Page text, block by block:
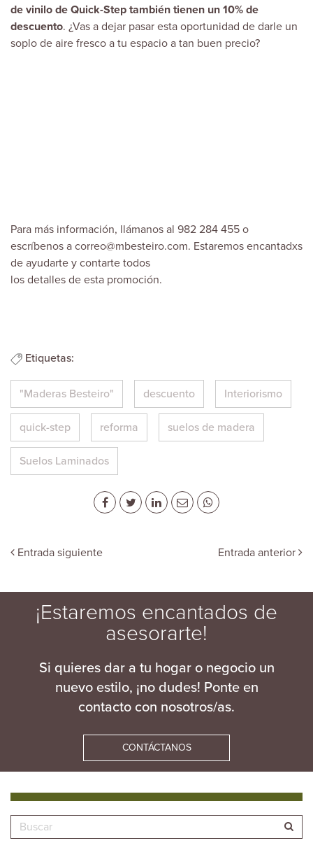
de vinilo de Quick-Step también tienen un 10% de
descuento. ¿Vas a dejar pasar esta oportunidad de darle un
soplo de aire fresco a tu espacio a tan buen precio?
Para más información, llámanos al 982 284 455 o
escríbenos a correo@mbesteiro.com. Estaremos encantadxs
de ayudarte y contarte todos
los detalles de esta promoción.
Etiquetas:
"Maderas Besteiro" descuento Interiorismo
quick-step reforma suelos de madera
Suelos Laminados
Entrada siguiente Entrada anterior
¡Estaremos encantados de
asesorarte!
Si quieres dar a tu hogar o negocio un
nuevo estilo, ¡no dudes! Ponte en
contacto con nosotros/as.
CONTÁCTANOS